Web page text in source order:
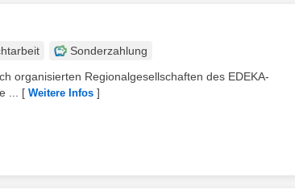
Sonderzahlung
organisierten Regionalgesellschaften des EDEKA-
...
[ Weitere Infos ]